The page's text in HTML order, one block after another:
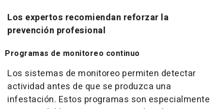
Los expertos recomiendan reforzar la
prevención profesional
Programas de monitoreo continuo
Los sistemas de monitoreo permiten detectar
actividad antes de que se produzca una
infestación. Estos programas son especialmente